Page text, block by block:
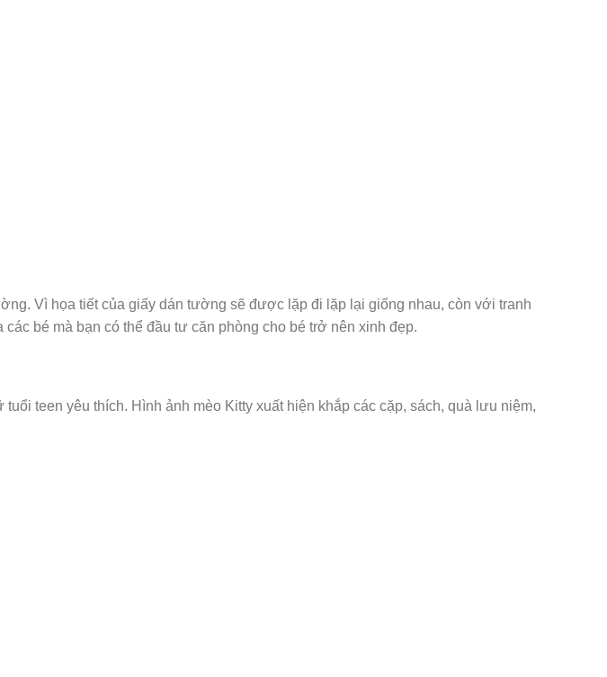
Vì họa tiết của giấy dán tường sẽ được lặp đi lặp lại giống nhau, còn với tranh
bé mà bạn có thể đầu tư căn phòng cho bé trở nên xinh đẹp.
teen yêu thích. Hình ảnh mèo Kitty xuất hiện khắp các cặp, sách, quà lưu niệm,